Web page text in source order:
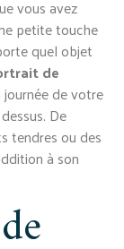
vous avez
petite touche
quel objet
de
de votre
De
tendres ou des
à son